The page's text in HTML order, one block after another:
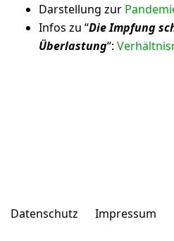
Darstellung zur
Infos zu “Die Impfung
Überlastung“:
Datenschutz Impressum